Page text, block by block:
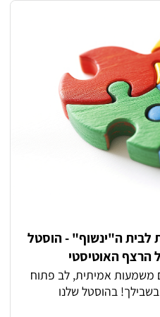
לבית ה"ינשוף" - הוסטל
הרצף האוטיסטי
אמיתית, לב פתוח
בהוסטל שלנו
נוער על הרצף, צוות